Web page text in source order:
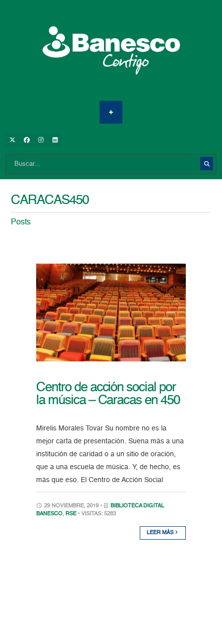
CARACAS450
Posts
Centro de acción social por
la música – Caracas en 450
Mirelis Morales Tovar Su nombre no es la
mejor carta de presentación. Suena más a una
institución de caridad o a un sitio de oración,
que a una escuela de música. Y, de hecho, es
más que eso. El Centro de Acción Social
29 NOVIEMBRE, 2019 •
BIBLIOTECA DIGITAL
BANESCO, RSE • VISITAS: 5283
LEER MÁS